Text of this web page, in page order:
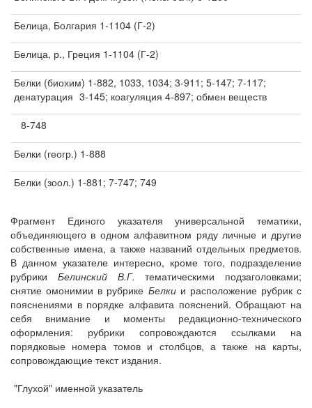
Белица, Болгария 1-1104 (Г-2)
Белица, р., Греция 1-1104 (Г-2)
Белки (биохим) 1-882, 1033, 1034; 3-911; 5-147; 7-117;
денатурация 3-145; коагуляция 4-897; обмен веществ
8-748
Белки (геогр.) 1-888
Белки (зоол.) 1-881; 7-747; 749
Фрагмент Единого указателя универсальной тематики,
объединяющего в одном алфавитном ряду личные и другие
собственные имена, а также названий отдельных предметов.
В данном указателе интересно, кроме того, подразделение
рубрики Белинский В.Г. тематическими подзаголовками;
снятие омонимии в рубрике Белкии расположение рубрик с
пояснениями в порядке алфавита пояснений. Обращают на
себя внимание и моменты редакционно-технического
оформления: рубрики сопровождаются ссылками на
порядковые номера томов и столбцов, а также на карты,
сопровождающие текст издания.
"Глухой" именной указатель